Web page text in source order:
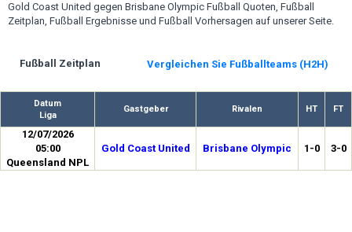
Gold Coast United gegen Brisbane Olympic Fußball Quoten, Fußball
Zeitplan, Fußball Ergebnisse und Fußball Vorhersagen auf unserer Seite.
Fußball Zeitplan Vergleichen Sie Fußballteams (H2H)
Datum
Liga
Gastgeber Rivalen HT FT
12/07/2026
05:00
Queensland NPL
Gold Coast United Brisbane Olympic 1-0 3-0